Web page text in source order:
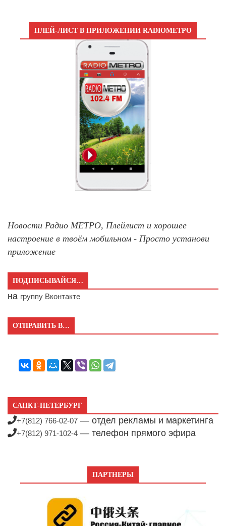
ПЛЕЙ-ЛИСТ В ПРИЛОЖЕНИИ RADIOМЕТРО
Новости Радио МЕТРО, Плейлист и хорошее
настроение в твоём мобильном - Просто установи
приложение
ПОДПИСЫВАЙСЯ…
на группу Вконтакте
ОТПРАВИТЬ В…
САНКТ-ПЕТЕРБУРГ
+7(812) 766-02-07 — отдел рекламы и маркетинга
+7(812) 971-102-4 — телефон прямого эфира
ПАРТНЕРЫ